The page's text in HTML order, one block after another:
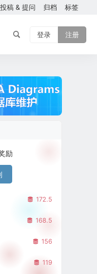
投稿 & 提问 归档 标签
登录 注册
励
172.5
168.5
156
119